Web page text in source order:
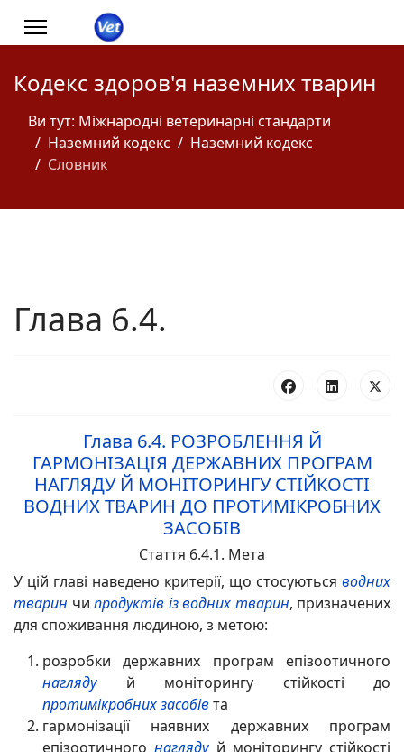
Кодекс здоров'я наземних тварин
Ви тут: Міжнародні ветеринарні стандарти
Наземний кодекс
Наземний кодекс
Словник
Глава 6.4.
Глава 6.4. РОЗРОБЛЕННЯ Й
ГАРМОНІЗАЦІЯ ДЕРЖАВНИХ ПРОГРАМ
НАГЛЯДУ Й МОНІТОРИНГУ СТІЙКОСТІ
ВОДНИХ ТВАРИН ДО ПРОТИМІКРОБНИХ
ЗАСОБІВ
Стаття 6.4.1. Мета
У цій главі наведено критерії, що стосуються водних
тварин чи продуктів із водних тварин, призначених
для споживання людиною, з метою:
розробки державних програм епізоотичного
наглядуй моніторингу стійкості до
протимікробних засобівта
гармонізації наявних державних програм
епізоотичногонаглядуй моніторингу стійкості